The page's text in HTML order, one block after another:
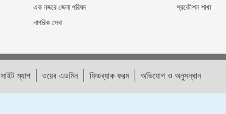
এক নজরে জেলা পরিষদ
নাগরিক সেবা
প্রকৌশল শাখা
সাইট ম্যাপ ওয়েব এডমিন ফিডব্যাক ফরম অভিযোগ ও অনুসন্ধান